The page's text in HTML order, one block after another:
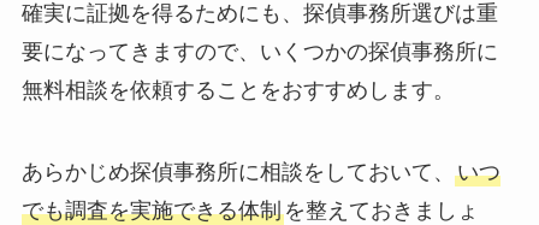
確実に証拠を得るためにも、探偵事務所選びは重
要になってきますので、いくつかの探偵事務所に
無料相談を依頼することをおすすめします。
あらかじめ探偵事務所に相談をしておいて、 いつ
でも調査を実施できる体制を整えておきましょ